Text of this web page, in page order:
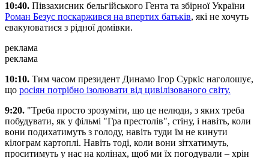
10:40. Півзахисник бельгійського Гента та збірної України
Роман Безус поскаржився на впертих батьків, які не хочуть
евакуюватися з рідної домівки.
реклама
реклама
10:10. Тим часом президент Динамо Ігор Суркіс наголошує,
що росіян потрібно ізолювати від цивілізованого світу.
9:20. "Треба просто зрозуміти, що це нелюди, з яких треба
побудувати, як у фільмі "Гра престолів", стіну, і навіть, коли
вони подихатимуть з голоду, навіть туди їм не кинути
кілограм картоплі. Навіть тоді, коли вони зітхатимуть,
проситимуть у нас на колінах, щоб ми їх погодували – хрін